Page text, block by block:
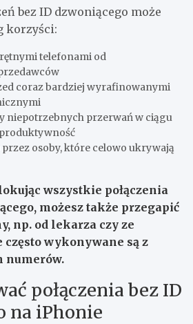
bez ID dzwoniącego może
korzyści:
telefonami od
coraz bardziej wyrafinowanymi
niepotrzebnych przerwań w ciągu
osoby, które celowo ukrywają
wszystkie połączenia
możesz także przegapić
np. od lekarza czy ze
wykonywane są z
numerów.
połączenia bez ID
na iPhonie